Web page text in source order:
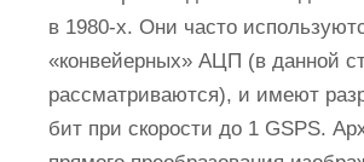
в 1980-х. Они часто
«конвейерных» АЦП (в данной
рассматриваются), и имеют
бит при скорости до 1 GSPS.